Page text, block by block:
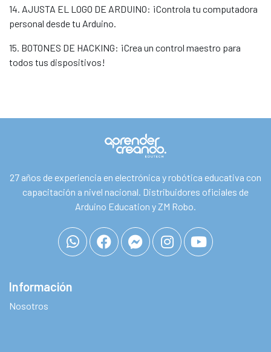
14. AJUSTA EL LOGO DE ARDUINO: ¡Controla tu computadora
personal desde tu Arduino.
15. BOTONES DE HACKING: ¡Crea un control maestro para
todos tus dispositivos!
27 años de experiencia en electrónica y robótica educativa con
capacitación a nivel nacional. Distribuidores oficiales de
Arduino Education y ZM Robo.
Información
Nosotros